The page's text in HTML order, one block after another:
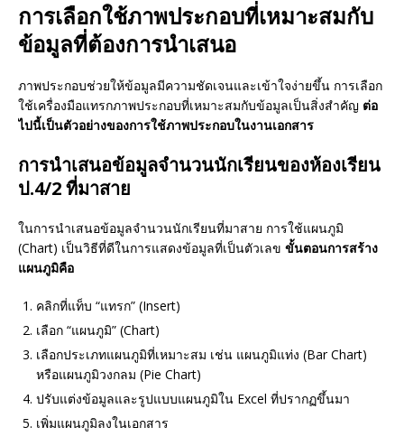
การเลือกใช้ภาพประกอบที่เหมาะสมกับ
ข้อมูลที่ต้องการนำเสนอ
ภาพประกอบช่วยให้ข้อมูลมีความชัดเจนและเข้าใจง่ายขึ้น การเลือก
ใช้เครื่องมือแทรกภาพประกอบที่เหมาะสมกับข้อมูลเป็นสิ่งสำคัญ ต่อ
ไปนี้เป็นตัวอย่างของการใช้ภาพประกอบในงานเอกสาร
การนำเสนอข้อมูลจำนวนนักเรียนของห้องเรียน
ป.4/2 ที่มาสาย
ในการนำเสนอข้อมูลจำนวนนักเรียนที่มาสาย การใช้แผนภูมิ
(Chart) เป็นวิธีที่ดีในการแสดงข้อมูลที่เป็นตัวเลข ขั้นตอนการสร้าง
แผนภูมิคือ
คลิกที่แท็บ “แทรก” (Insert)
เลือก “แผนภูมิ” (Chart)
เลือกประเภทแผนภูมิที่เหมาะสม เช่น แผนภูมิแท่ง (Bar Chart)
หรือแผนภูมิวงกลม (Pie Chart)
ปรับแต่งข้อมูลและรูปแบบแผนภูมิใน Excel ที่ปรากฏขึ้นมา
เพิ่มแผนภูมิลงในเอกสาร